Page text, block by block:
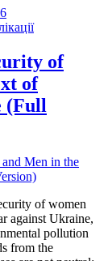
of
of
(Full
of women
against Ukraine,
pollution
from the